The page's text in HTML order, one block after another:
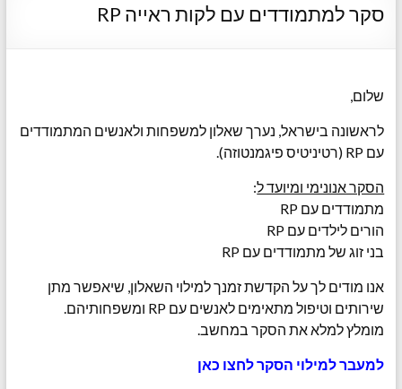
סקר למתמודדים עם לקות ראייה RP‏
שלום,
לראשונה בישראל, נערך שאלון למשפחות ולאנשים המתמודדים
עם RP (רטיניטיס פיגמנטוזה).
הסקר אנונימי ומיועד ל:
מתמודדים עם RP
הורים לילדים עם RP
בני זוג של מתמודדים עם RP
אנו מודים לך על הקדשת זמנך למילוי השאלון, שיאפשר מתן
שירותים וטיפול מתאימים לאנשים עם RP ומשפחותיהם.
מומלץ למלא את הסקר במחשב.
למעבר למילוי הסקר לחצו כאן